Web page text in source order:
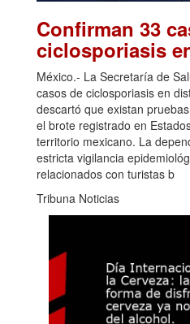
Confirman 33
ciclosporiasis
México.- La Secretaría de
casos de ciclosporiasis en
descartó que existan
el brote registrado en
territorio mexicano. La
estricta vigilancia
relacionados con turistas b
Tribuna Noticias